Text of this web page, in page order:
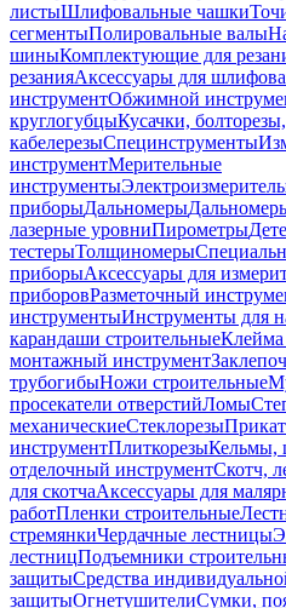
листыШлифовальные чашки
сегментыПолировальные валы
шиныКомплектующие для
резанияАксессуары для
инструментОбжимной
круглогубцыКусачки, болторезы,
кабелерезыСпецинструменты
инструментМерительные
инструменты
приборыДальномеры
лазерные уровниПирометры
тестерыТолщиномеры
приборыАксессуары для
приборовРазметочный
инструментыИнструменты для
карандаши строительныеКлейма
монтажный инструмент
трубогибыНожи строительные
просекатели отверстийЛомы
механическиеСтеклорезы
инструментПлиткорезыКельмы,
отделочный инструментСкотч,
для скотчаАксессуары для
работПленки строительные
стремянкиЧердачные лестницы
лестницПодъемники
защитыСредства
защитыОгнетушителиСумки,